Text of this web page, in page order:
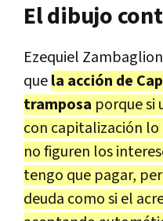
El dibujo
Ezequiel
quela acción de
tramposa porque si
con capitalización lo
no figuren los
tengo que pagar,
deuda como si el